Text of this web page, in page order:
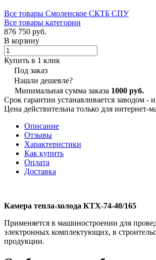
Все товары Смоленское СКТБ СПУ
Все товары категории
876 750 руб.
В корзину
Купить в 1 клик
Под заказ
Нашли дешевле?
Минимальная сумма заказа 1000 руб.
Срок гарантии устанавливается заводом -
Цена действительна только для интернет-
Описание
Отзывы
Характеристики
Как купить
Оплата
Доставка
Камера тепла-холода КТХ-74-40/165
Применяется в машиностроении для
электронных комплектующих, в
продукции.